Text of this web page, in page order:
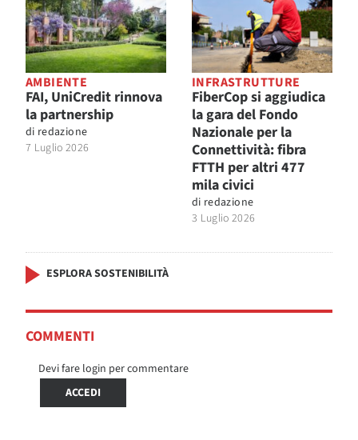
AMBIENTE
FAI, UniCredit rinnova
la partnership
di redazione
7 Luglio 2026
INFRASTRUTTURE
FiberCop si aggiudica
la gara del Fondo
Nazionale per la
Connettività: fibra
FTTH per altri 477
mila civici
di redazione
3 Luglio 2026
ESPLORA SOSTENIBILITÀ
COMMENTI
Devi fare login per commentare
ACCEDI